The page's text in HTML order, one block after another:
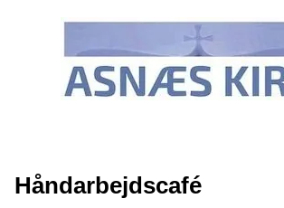
Håndarbejdscafé